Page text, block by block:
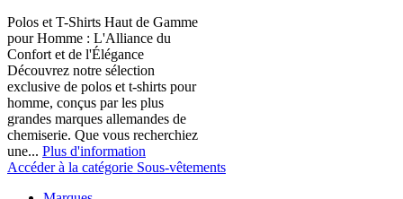
Polos et T-Shirts Haut de Gamme
pour Homme : L'Alliance du
Confort et de l'Élégance
Découvrez notre sélection
exclusive de polos et t-shirts pour
homme, conçus par les plus
grandes marques allemandes de
chemiserie. Que vous recherchiez
une... Plus d'information
Accéder à la catégorie Sous-vêtements